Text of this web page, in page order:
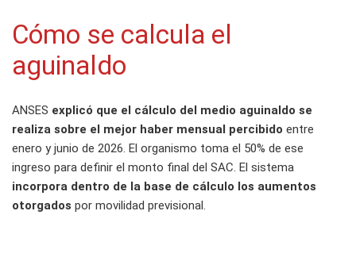
Cómo se calcula el
aguinaldo
ANSES explicó que el cálculo del medio aguinaldo se
realiza sobre el mejor haber mensual percibido entre
enero y junio de 2026. El organismo toma el 50% de ese
ingreso para definir el monto final del SAC. El sistema
incorpora dentro de la base de cálculo los aumentos
otorgados por movilidad previsional.